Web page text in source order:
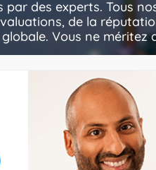
par des experts. Tous
de la
Vous ne méritez